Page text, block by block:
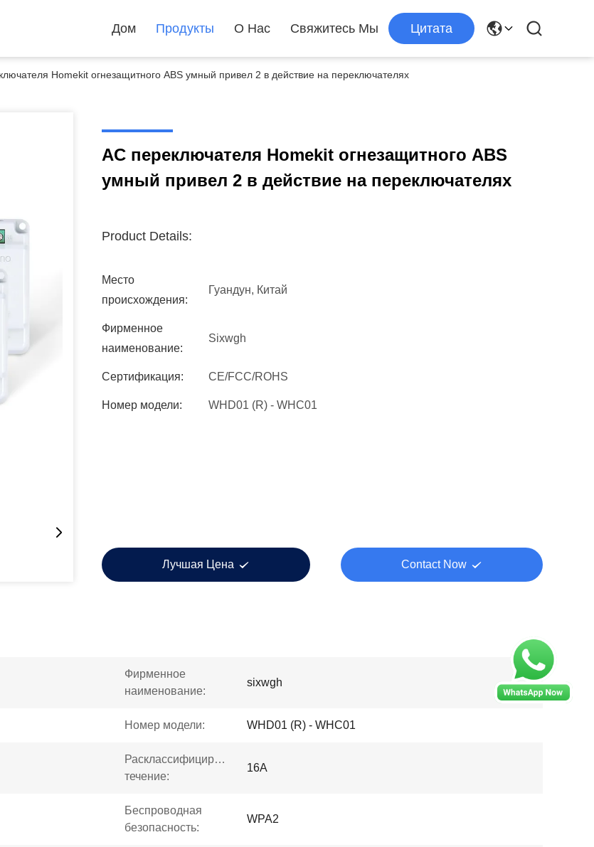
Дом Продукты О Нас Свяжитесь Мы Цитата
Homekit огнезащитного ABS умный привел 2 в действие на переключателях
AC переключателя Homekit огнезащитного ABS
умный привел 2 в действие на переключателях
Product Details:
Место
происхождения:
Гуандун, Китай
Фирменное
наименование:
Sixwgh
Сертификация: CE/FCC/ROHS
Номер модели: WHD01 (R) - WHC01
Лучшая Цена Contact Now
Фирменное
наименование:
sixwgh
Номер модели: WHD01 (R) - WHC01
Расклассифицированное
течение:
16A
Беспроводная
безопасность:
WPA2